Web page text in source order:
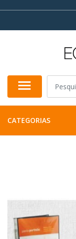
CATEGORIAS